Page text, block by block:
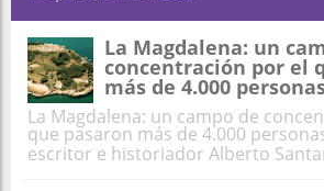
La Magdalena: un
concentración por el
más de 4.000
La Magdalena: un campo de
que pasaron más de 4.000
escritor e historiador Alberto